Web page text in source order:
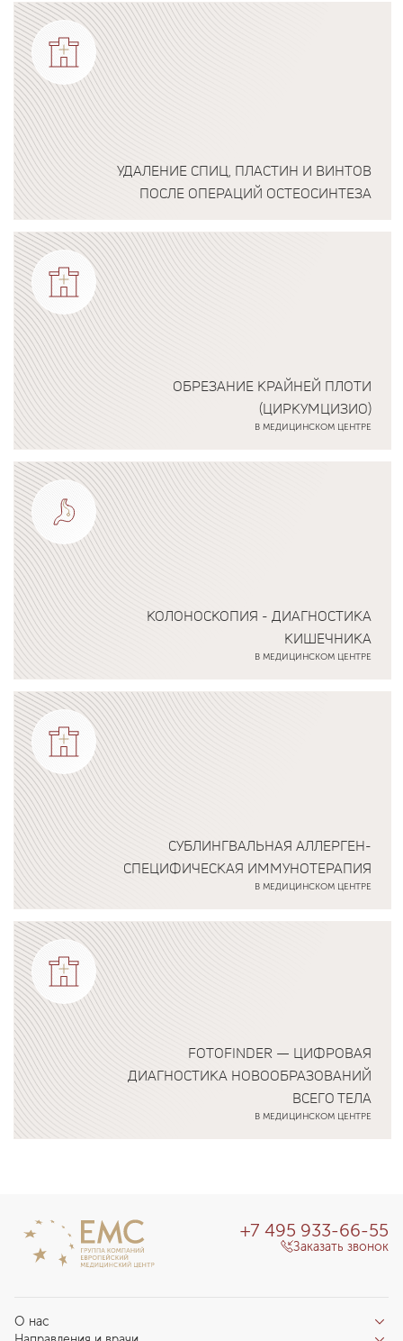
УДАЛЕНИЕ СПИЦ, ПЛАСТИН И ВИНТОВ
ПОСЛЕ ОПЕРАЦИЙ ОСТЕОСИНТЕЗА
Подробнее о программе
ОБРЕЗАНИЕ КРАЙНЕЙ ПЛОТИ
(ЦИРКУМЦИЗИО)
В МЕДИЦИНСКОМ ЦЕНТРЕ
Подробнее о программе
КОЛОНОСКОПИЯ - ДИАГНОСТИКА
КИШЕЧНИКА
В МЕДИЦИНСКОМ ЦЕНТРЕ
Подробнее о программе
СУБЛИНГВАЛЬНАЯ АЛЛЕРГЕН-
СПЕЦИФИЧЕСКАЯ ИММУНОТЕРАПИЯ
В МЕДИЦИНСКОМ ЦЕНТРЕ
Подробнее о программе
FOTOFINDER — ЦИФРОВАЯ
ДИАГНОСТИКА НОВООБРАЗОВАНИЙ
ВСЕГО ТЕЛА
В МЕДИЦИНСКОМ ЦЕНТРЕ
О нас
+7 495 933-66-55
Заказать звонок